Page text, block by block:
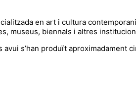
en art i cultura
museus, biennals i altres
s’han produït aproximadament